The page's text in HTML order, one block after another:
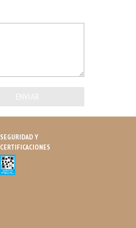
SEGURIDAD Y
CERTIFICACIONES